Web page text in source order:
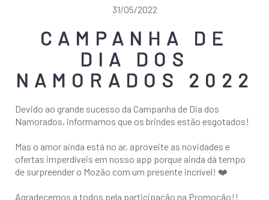
31/05/2022
CAMPANHA DE
DIA DOS
NAMORADOS 2022
Devido ao grande sucesso da Campanha de Dia dos
Namorados, informamos que os brindes estão esgotados!
Mas o amor ainda está no ar, aproveite as novidades e
ofertas imperdíveis em nosso app porque ainda dá tempo
de surpreender o Mozão com um presente incrível! ❤️
Agradecemos a todos pela participação na Promoção!!